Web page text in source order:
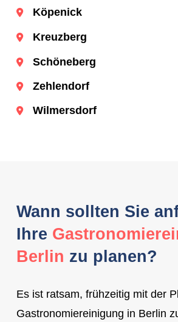
Köpenick
Kreuzberg
Schöneberg
Zehlendorf
Wilmersdorf
Wann sollten Sie
Ihre
Berlin zu planen?
Es ist ratsam, frühzeitig mit der
Gastronomiereinigung in Berlin